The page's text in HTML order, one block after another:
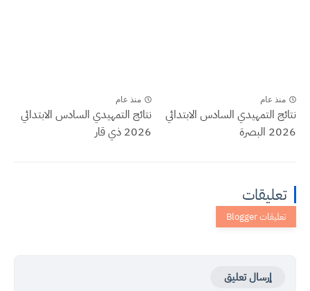
منذ عام
نتائج التمهيدي السادس الابتدائي
2026 البصرة
منذ عام
نتائج التمهيدي السادس الابتدائي
2026 ذي قار
تعليقات
إرسال تعليق